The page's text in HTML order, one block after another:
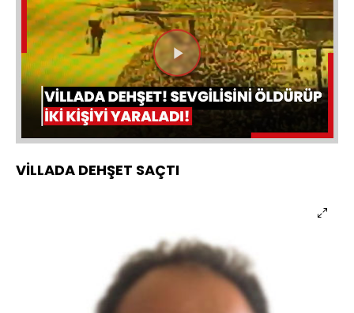
Videoyu
Oynat
VİLLADA DEHŞET SAÇTI